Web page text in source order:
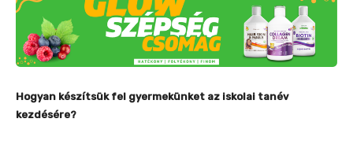
Hogyan készítsük fel gyermekünket az iskolai tanév
kezdésére?